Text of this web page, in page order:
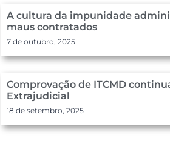
A cultura da impunidade
maus contratados
7 de outubro, 2025
Comprovação de ITCMD
Extrajudicial
18 de setembro, 2025